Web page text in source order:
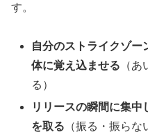
す。
自分のストライクゾー
体に覚え込ませる （
る）
リリースの瞬間に集
を取る （振る・振らな